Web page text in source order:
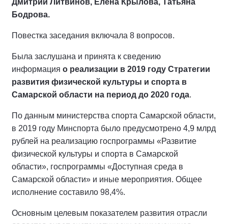
Бодрова.
Повестка заседания включала 8 вопросов.
Была заслушана и принята к сведению
информация о реализации в 2019 году Стратегии
развития физической культуры и спорта в
Самарской области на период до 2020 года.
По данным министерства спорта Самарской области,
в 2019 году Минспорта было предусмотрено 4,9 млрд
рублей на реализацию госпрограммы «Развитие
физической культуры и спорта в Самарской
области», госпрограммы «Доступная среда в
Самарской области» и иные мероприятия. Общее
исполнение составило 98,4%.
Основным целевым показателем развития отрасли